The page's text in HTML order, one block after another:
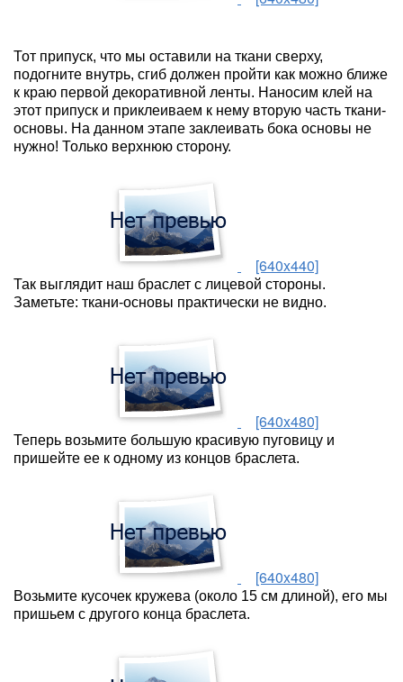
Тот припуск, что мы оставили на ткани сверху,
подогните внутрь, сгиб должен пройти как можно ближе
к краю первой декоративной ленты. Наносим клей на
этот припуск и приклеиваем к нему вторую часть ткани-
основы. На данном этапе заклеивать бока основы не
нужно! Только верхнюю сторону.
[640x440]
Так выглядит наш браслет с лицевой стороны.
Заметьте: ткани-основы практически не видно.
[640x480]
Теперь возьмите большую красивую пуговицу и
пришейте ее к одному из концов браслета.
[640x480]
Возьмите кусочек кружева (около 15 см длиной), его мы
пришьем с другого конца браслета.